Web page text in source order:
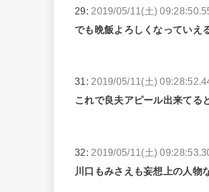
29: 2019/05/11(土)
でも晩飯よろしくなっていえ
31: 2019/05/11(土)
これで良夫アピール出来てる
32: 2019/05/11(土)
川口もみさえも妄想上の人物